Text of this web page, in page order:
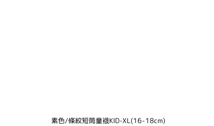
素色/條紋短筒童襪KID-XL(16-18cm)